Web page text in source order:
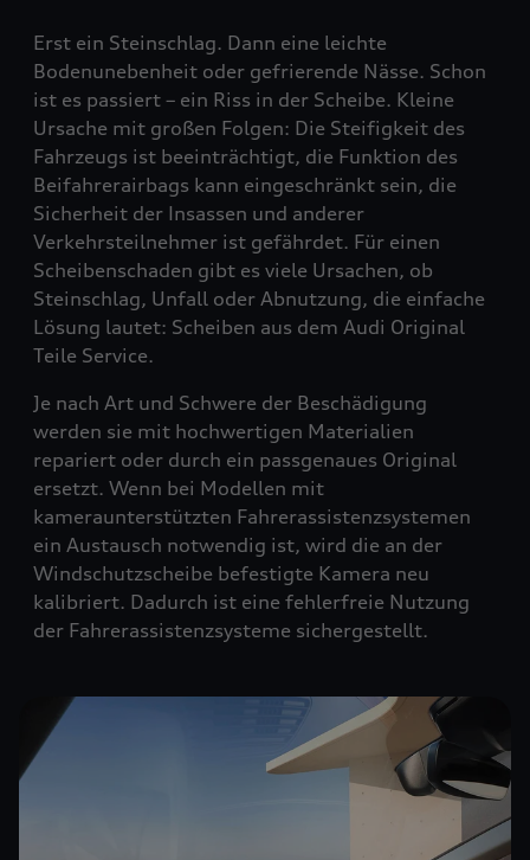
Erst ein Steinschlag. Dann eine leichte
Bodenunebenheit oder gefrierende Nässe. Schon
ist es passiert – ein Riss in der Scheibe. Kleine
Ursache mit großen Folgen: Die Steifigkeit des
Fahrzeugs ist beeinträchtigt, die Funktion des
Beifahrerairbags kann eingeschränkt sein, die
Sicherheit der Insassen und anderer
Verkehrsteilnehmer ist gefährdet. Für einen
Scheibenschaden gibt es viele Ursachen, ob
Steinschlag, Unfall oder Abnutzung, die einfache
Lösung lautet: Scheiben aus dem Audi Original
Teile Service.
Je nach Art und Schwere der Beschädigung
werden sie mit hochwertigen Materialien
repariert oder durch ein passgenaues Original
ersetzt. Wenn bei Modellen mit
kameraunterstützten Fahrerassistenzsystemen
ein Austausch notwendig ist, wird die an der
Windschutzscheibe befestigte Kamera neu
kalibriert. Dadurch ist eine fehlerfreie Nutzung
der Fahrerassistenzsysteme sichergestellt.